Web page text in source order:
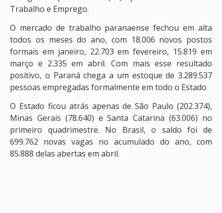
Trabalho e Emprego.
O mercado de trabalho paranaense fechou em alta
todos os meses do ano, com 18.006 novos postos
formais em janeiro, 22.703 em fevereiro, 15.819 em
março e 2.335 em abril. Com mais esse resultado
positivo, o Paraná chega a um estoque de 3.289.537
pessoas empregadas formalmente em todo o Estado
O Estado ficou atrás apenas de São Paulo (202.374),
Minas Gerais (78.640) e Santa Catarina (63.006) no
primeiro quadrimestre. No Brasil, o saldo foi de
699.762 novas vagas no acumulado do ano, com
85.888 delas abertas em abril.